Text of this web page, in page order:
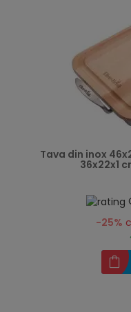
Tava din inox
36x22x1
-25%